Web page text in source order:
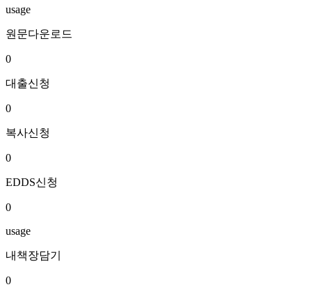
usage
원문다운로드
0
대출신청
0
복사신청
0
EDDS신청
0
usage
내책장담기
0